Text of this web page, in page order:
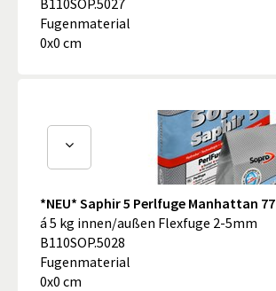
B110SOP.5027
Fugenmaterial
0x0 cm
*NEU* Saphir 5 Perlfuge Manhattan 77
á 5 kg innen/außen Flexfuge 2-5mm
B110SOP.5028
Fugenmaterial
0x0 cm